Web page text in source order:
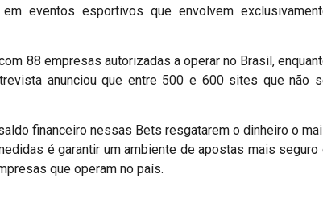
eventos esportivos que envolvem
88 empresas autorizadas a operar no Brasil,
anunciou que entre 500 e 600 sites que não
financeiro nessas Bets resgatarem o dinheiro o
é garantir um ambiente de apostas mais seguro
que operam no país.